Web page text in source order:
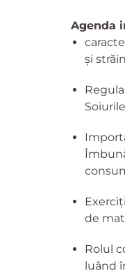
Agenda
și
de
Rolul
luând